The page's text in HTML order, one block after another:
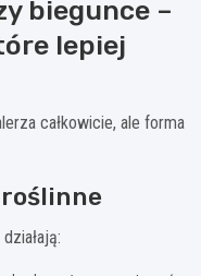
biegunce –
lepiej
całkowicie, ale forma